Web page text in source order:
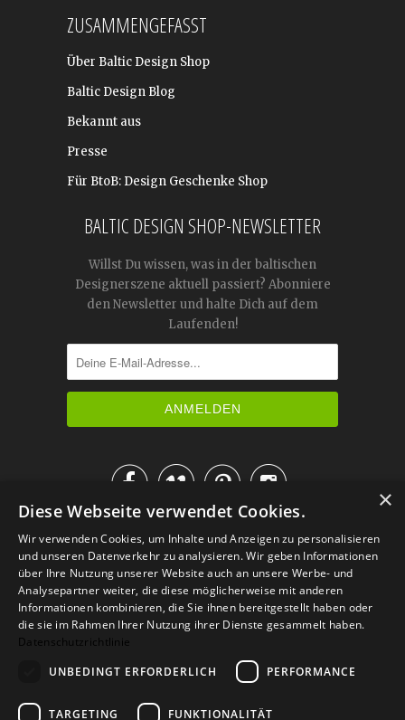
ZUSAMMENGEFASST
Über Baltic Design Shop
Baltic Design Blog
Bekannt aus
Presse
Für BtoB: Design Geschenke Shop
BALTIC DESIGN SHOP-NEWSLETTER
Willst Du wissen, was in der baltischen
Designerszene aktuell passiert? Abonniere
den Newsletter und halte Dich auf dem
Laufenden!

IM KATALOG BLÄTTERN
Versand Zahlarten Retoure
×
Diese Webseite verwendet Cookies.
Wir verwenden Cookies, um Inhalte und Anzeigen zu personalisieren
und unseren Datenverkehr zu analysieren. Wir geben Informationen
über Ihre Nutzung unserer Website auch an unsere Werbe- und
Analysepartner weiter, die diese möglicherweise mit anderen
Informationen kombinieren, die Sie ihnen bereitgestellt haben oder
die sie im Rahmen Ihrer Nutzung ihrer Dienste gesammelt haben.
Datenschutzrichtlinie
UNBEDINGT ERFORDERLICH
PERFORMANCE
TARGETING FUNKTIONALITÄT